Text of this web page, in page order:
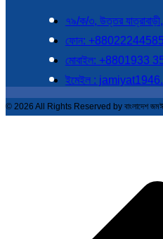
৭৯/ক/৩, উত্তর
ফোন:
মোবাইল: +8801933
ইমেইল :
© 2026 All Rights Reserved by বাংলাদেশ